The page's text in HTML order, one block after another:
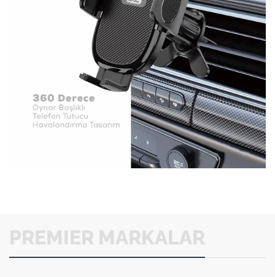
PREMIER MARKALAR